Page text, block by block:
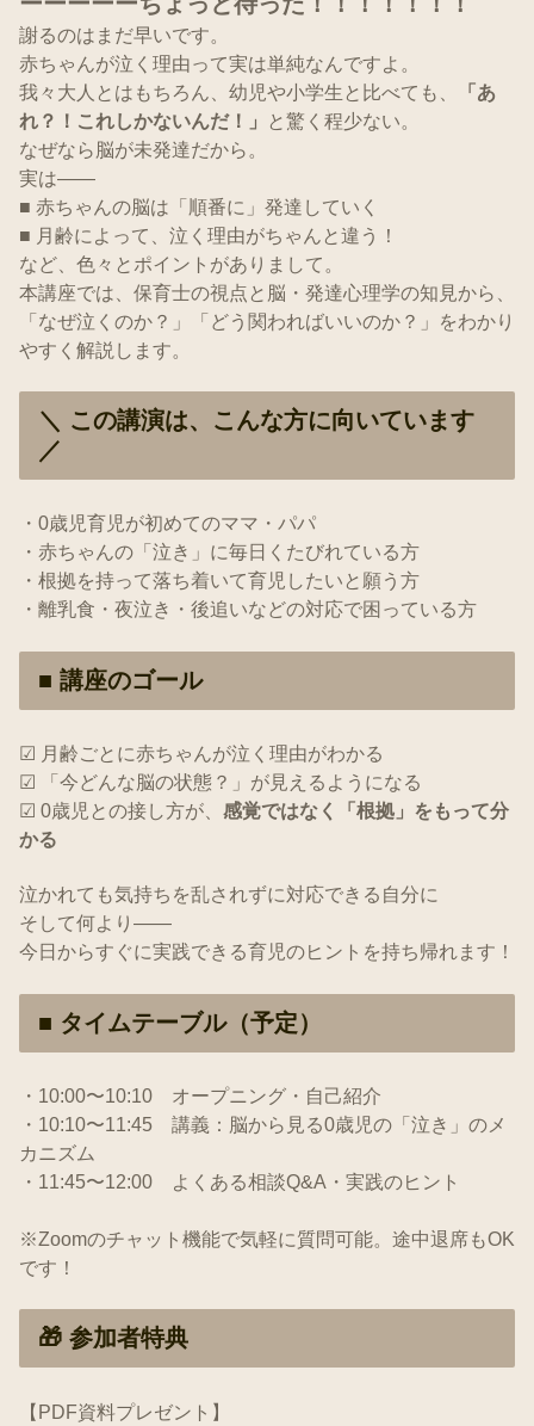
謝るのはまだ早いです。
赤ちゃんが泣く理由って実は単純なんですよ。
我々大人とはもちろん、幼児や小学生と比べても、
「あ
れ？！これしかないんだ！」
と驚く程少ない。
なぜなら脳が未発達だから。
実は――
■ 赤ちゃんの脳は「順番に」発達していく
■ 月齢によって、泣く理由がちゃんと違う！
など、色々とポイントがありまして。
本講座では、保育士の視点と脳・発達心理学の知見から、
「なぜ泣くのか？」「どう関わればいいのか？」をわかり
やすく解説します。
＼ この講演は、こんな方に向いています
／
・0歳児育児が初めてのママ・パパ
・赤ちゃんの「泣き」に毎日くたびれている方
・根拠を持って落ち着いて育児したいと願う方
・離乳食・夜泣き・後追いなどの対応で困っている方
■ 講座のゴール
☑ 月齢ごとに赤ちゃんが泣く理由がわかる
☑ 「今どんな脳の状態？」が見えるようになる
☑ 0歳児との接し方が、 感覚ではなく「根拠」をもって分
かる
泣かれても気持ちを乱されずに対応できる自分に
そして何より――
今日からすぐに実践できる育児のヒントを持ち帰れます！
■ タイムテーブル（予定）
・10:00〜10:10 オープニング・自己紹介
・10:10〜11:45 講義：脳から見る0歳児の「泣き」のメ
カニズム
・11:45〜12:00 よくある相談Q&A・実践のヒント
※Zoomのチャット機能で気軽に質問可能。途中退席もOK
です！
🎁 参加者特典
【PDF資料プレゼント】